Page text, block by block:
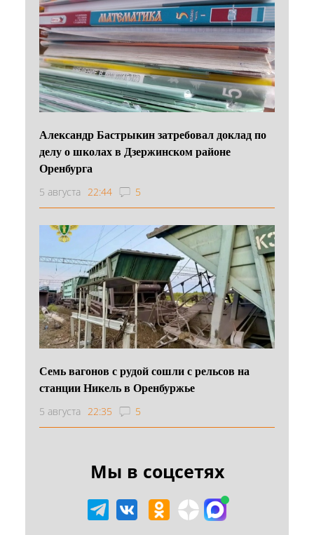
Александр Бастрыкин затребовал доклад по
делу о школах в Дзержинском районе
Оренбурга
5 августа 22:44 5
Семь вагонов с рудой сошли с рельсов на
станции Никель в Оренбуржье
5 августа 22:35 5
Мы в соцсетях